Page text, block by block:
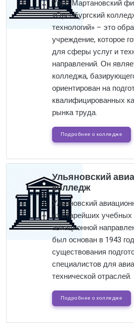
Урус-Мартановский
«Оренбургский
технологий» – это
учреждение, которое
для сферы услуг и
направлений. Он
колледжа,
ориентирован на
квалифицированных
рынка труда.
Подробнее о колледже
Ульяновский
колледж
Ульяновский
из старейших учебных
авиационной
был основан в 1943
существования
специалистов для
технической отраслей.
Подробнее о колледже